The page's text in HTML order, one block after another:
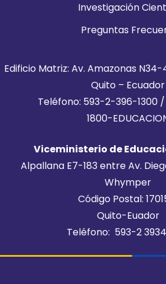
Investigación
Preguntas
Edificio Matriz: Av. Amazonas
Quito – Ecuador
Teléfono: 593-2-396-1300 /
1800-
Viceministerio de
Alpallana E7-183 entre Av.
Whymper
Código Postal:
Quito-Euador
Teléfono: 593-2